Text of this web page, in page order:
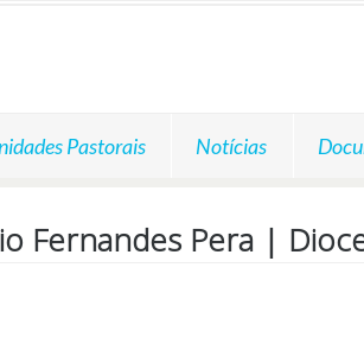
Pastorais Notícias
Fernandes Pera |